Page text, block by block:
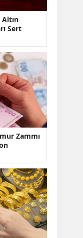
Altın
Sert
Zammı